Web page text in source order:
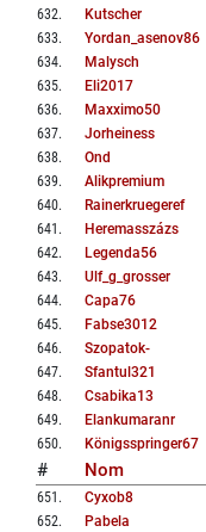
632. Kutscher
633. Yordan_asenov86
634. Malysch
635. Eli2017
636. Maxximo50
637. Jorheiness
638. Ond
639. Alikpremium
640. Rainerkruegeref
641 . Heremasszázs
642. Legenda56
643. Ulf_g_grosser
644. Capa76
645. Fabse3012
646. Szopatok-
647. Sfantul321
648. Csabika13
649. Elankumaranr
650. Königsspringer67
# Nom
651 . Cyxob8
652. Pabela